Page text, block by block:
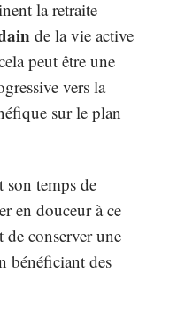
la retraite
de la vie active
peut être une
vers la
sur le plan
son temps de
en douceur à ce
de conserver une
bénéficiant des